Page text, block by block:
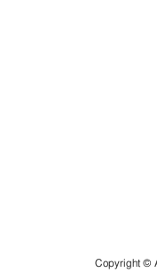
Copyright ©